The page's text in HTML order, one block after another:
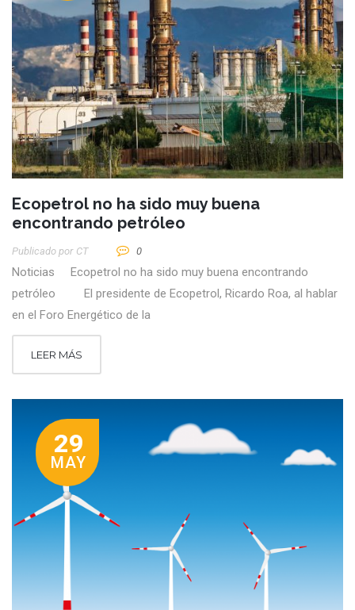
Ecopetrol no ha sido muy buena
encontrando petróleo
Publicado por CT 0
Noticias Ecopetrol no ha sido muy buena encontrando
petróleo El presidente de Ecopetrol, Ricardo Roa, al hablar
en el Foro Energético de la
LEER MÁS
29
MAY